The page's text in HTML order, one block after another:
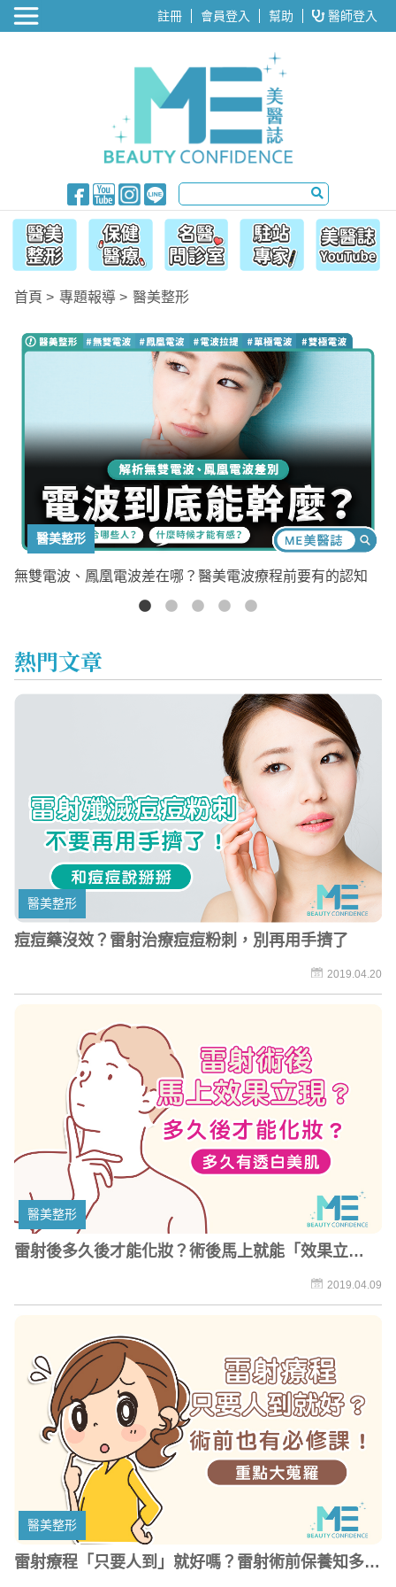
醫美整形 註冊 會員登入 幫助 醫師登入
首頁 專題報導 醫美整形
醫美整形
無雙電波、鳳凰電波差在哪？醫美電波療程前要有的認知
熱門文章
醫美整形
痘痘藥沒效？雷射治療痘痘粉刺，別再用手擠了
2019.04.20
醫美整形
雷射後多久後才能化妝？術後馬上就能「效果立
2019.04.09
醫美整形
雷射療程「只要人到」就好嗎？雷射術前保養知多